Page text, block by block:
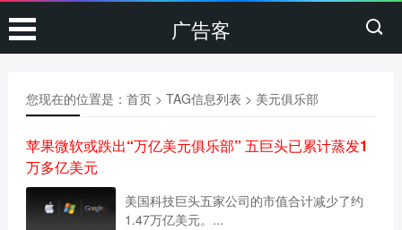
广告客
您现在的位置是： 首页> TAG信息列表 > 美元俱乐部
苹果微软或跌出“万亿美元俱乐部” 五巨头已累计蒸发1
万多亿美元
美国科技巨头五家公司的市值合计减少了约
1.47万亿美元。...